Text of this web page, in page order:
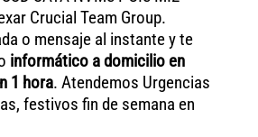
Crucial Team Group.
o mensaje al instante y te
informático a domicilio en
1 hora. Atendemos Urgencias
festivos fin de semana en